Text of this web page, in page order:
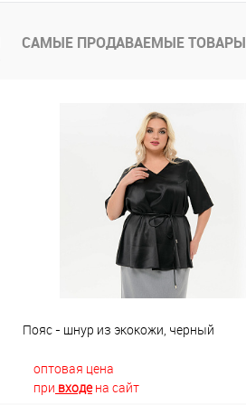
САМЫЕ ПРОДАВАЕМЫЕ ТОВАРЫ
Пояс - шнур из экокожи, черный
оптовая цена
при входена сайт